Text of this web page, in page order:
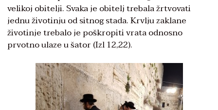
velikoj obitelji. Svaka je obitelj trebala žrtvovati
jednu životinju od sitnog stada. Krvlju zaklane
životinje trebalo je poškropiti vrata odnosno
prvotno ulaze u šator (Izl 12,22).